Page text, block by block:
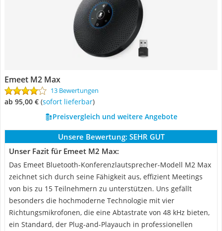
Emeet M2 Max
13 Bewertungen
ab 95,00 € ( Sofort lieferbar)
Preisvergleich und weitere Angebote
Unsere Bewertung: SEHR GUT
Unser Fazit für Emeet M2 Max:
Das Emeet Bluetooth-Konferenzlautsprecher-Modell M2 Max
zeichnet sich durch seine Fähigkeit aus, effizient Meetings
von bis zu 15 Teilnehmern zu unterstützen. Uns gefällt
besonders die hochmoderne Technologie mit vier
Richtungsmikrofonen, die eine Abtastrate von 48 kHz bieten,
ein Standard, der Plug-and-Playauch in professionellen